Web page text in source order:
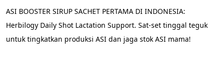
ASI BOOSTER SIRUP SACHET PERTAMA DI INDONESIA:
Herbilogy Daily Shot Lactation Support. Sat-set tinggal teguk
untuk tingkatkan produksi ASI dan jaga stok ASI mama!